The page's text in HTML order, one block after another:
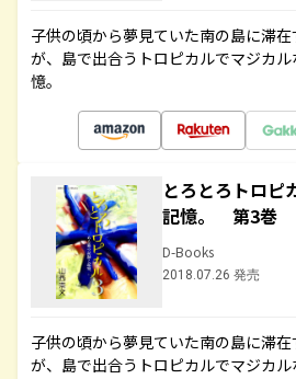
子供の頃から夢見ていた南の島に滞
が、島で出合うトロピカルでマジカ
憶。
とろとろトロ
記憶。 第3巻
D-Books
2018.07.26 発売
子供の頃から夢見ていた南の島に滞
が、島で出合うトロピカルでマジカ